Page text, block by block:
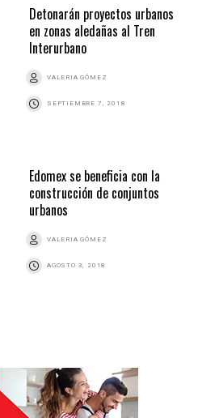
Detonarán proyectos urbanos
en zonas aledañas al Tren
Interurbano
VALERIA GÓMEZ
SEPTIEMBRE 7, 2018
Edomex se beneficia con la
construcción de conjuntos
urbanos
VALERIA GÓMEZ
AGOSTO 3, 2018